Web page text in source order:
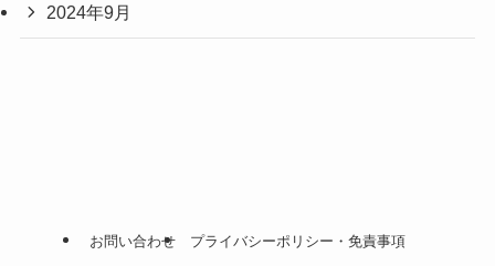
2024年9月
お問い合わせ プライバシーポリシー・免責事項